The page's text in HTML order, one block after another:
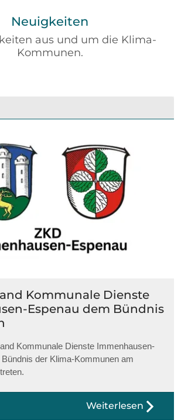
Neuigkeiten
aus und um die Klima-
Kommunen.
Kommunale Dienste
Espenau dem Bündnis
Kommunale Dienste Immenhausen-
der Klima-Kommunen am
Weiterlesen